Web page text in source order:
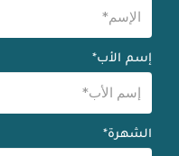
إسم الأب*
الشهرة*